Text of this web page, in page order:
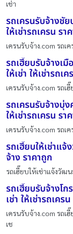
เช่า
รถเครนรับจ้างชัย
ให้เช่ารถเครน รา
เครนรับจ้าง.com รถเ
รถเฮี๊ยบรับจ้างเ
ให้เช่า ให้เช่ารถเ
เครนรับจ้าง.com รถเ
รถเครนรับจ้างบุ่ง
ให้เช่ารถเครน รา
เครนรับจ้าง.com รถเ
รถเฮี๊ยบให้เช่าแ
จ้าง ราคาถูก
รถเฮี๊ยบให้เช่าแจ้งวัฒ
รถเฮี๊ยบรับจ้างโก
เช่า ให้เช่ารถเคร
เครนรับจ้าง.com รถเ
เช